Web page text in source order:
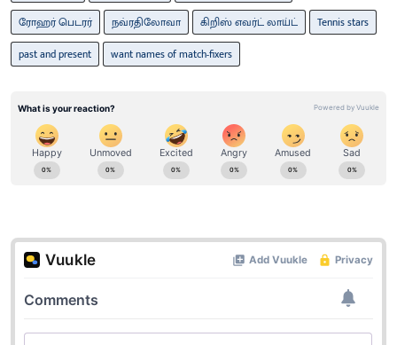
ரோஹர் பெடரர் நவ்ரதிலோவா கிறிஸ் எவர்ட் லாய்ட்
Tennis stars
past and present
want names of match-fixers